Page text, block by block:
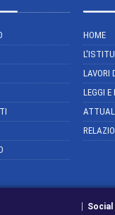
HOME
LAVORI
LEGGI
Social